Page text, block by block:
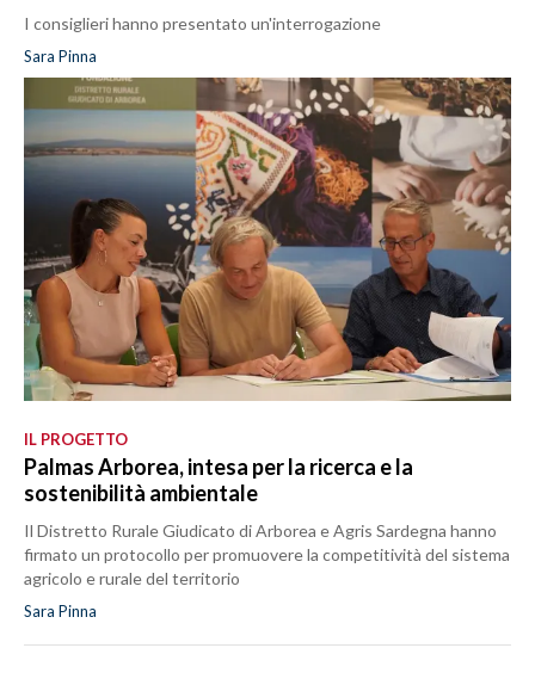
I consiglieri hanno presentato un'interrogazione
Sara Pinna
IL PROGETTO
Palmas Arborea, intesa per la ricerca e la
sostenibilità ambientale
Il Distretto Rurale Giudicato di Arborea e Agris Sardegna hanno
firmato un protocollo per promuovere la competitività del sistema
agricolo e rurale del territorio
Sara Pinna